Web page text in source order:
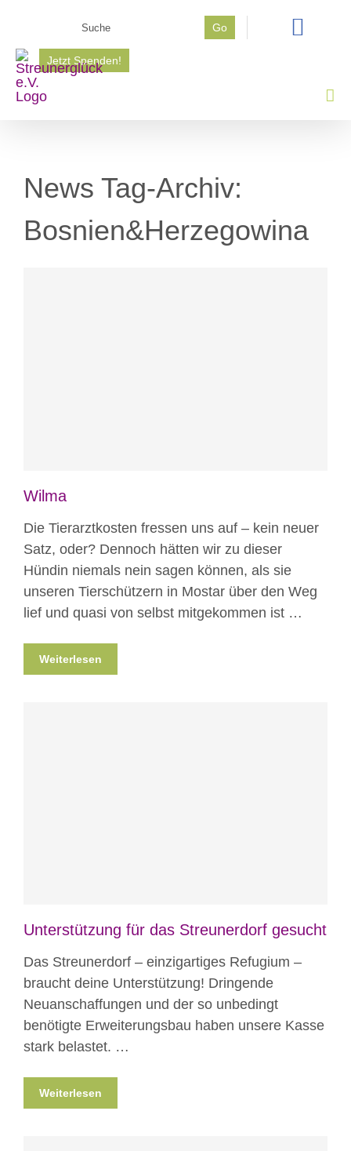
springen
Go
Jetzt Spenden!
News Tag-Archiv:
Bosnien&Herzegowina
Wilma
Die Tierarztkosten fressen uns auf – kein neuer
Satz, oder? Dennoch hätten wir zu dieser
Hündin niemals nein sagen können, als sie
unseren Tierschützern in Mostar über den Weg
lief und quasi von selbst mitgekommen ist …
Weiterlesen
Unterstützung für das Streunerdorf gesucht
Das Streunerdorf – einzigartiges Refugium –
braucht deine Unterstützung! Dringende
Neuanschaffungen und der so unbedingt
benötigte Erweiterungsbau haben unsere Kasse
stark belastet. …
Weiterlesen